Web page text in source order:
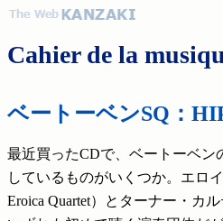
Cahier de la
ベートーベンSQ：
最近買ったCDで、ベートーベン
しているものがいくつか。エロ
Eroica Quartet）とターナー・カ